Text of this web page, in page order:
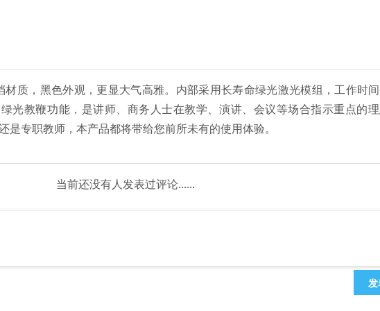
材质，黑色外观，更显大气高雅。内部采用长寿命绿光激光模组，工作时
光教鞭功能，是讲师、商务人士在教学、演讲、会议等场合指示重点的
是专职教师，本产品都将带给您前所未有的使用体验。
当前还没有人发表过评论......